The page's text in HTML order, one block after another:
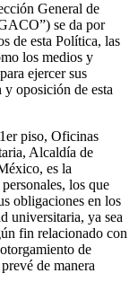
General de
se da por
de esta Política, las
los medios y
ejercer sus
y oposición de esta
piso, Oficinas
Alcaldía de
es la
los que
obligaciones en los
universitaria, ya sea
fin relacionado con
de
de manera